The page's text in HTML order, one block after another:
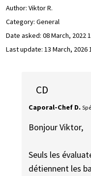
Author: Viktor R.
Category: General
Date asked: 08 March, 2022
Last update: 13 March, 2026
CD
Caporal-Chef D.
Bonjour Viktor,
Seuls les
détiennent les